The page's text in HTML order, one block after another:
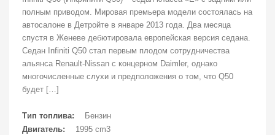
полным приводом. Мировая премьера модели состоялась на
автосалоне в Детройте в январе 2013 года. Два месяца
спустя в Женеве дебютировала европейская версия седана.
Седан Infiniti Q50 стал первым плодом сотрудничества
альянса Renault-Nissan с концерном Daimler, однако
многочисленные слухи и предположения о том, что Q50
будет […]
Тип топлива:
Бензин
Двигатель:
1995 cm3